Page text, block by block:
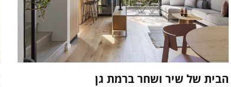
הבית של שיר ושחר ברמת גן